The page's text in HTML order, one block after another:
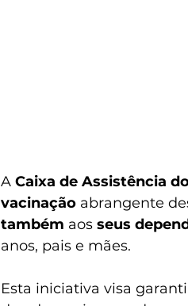
A Caixa de Assistência
vacinação abrangente
também aos seus
anos, pais e mães.
Esta iniciativa visa